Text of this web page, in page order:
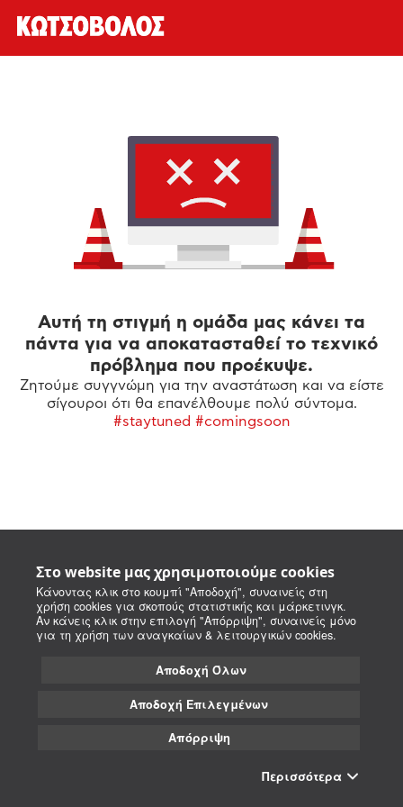
Στο website μας χρησιμοποιούμε cookies
Κάνοντας κλικ στο κουμπί "Αποδοχή", συναινείς στη
χρήση cookies για σκοπούς στατιστικής και μάρκετινγκ.
Αν κάνεις κλικ στην επιλογή "Απόρριψη", συναινείς μόνο
για τη χρήση των αναγκαίων & λειτουργικών cookies.
Αποδοχή Όλων
Αποδοχή Επιλεγμένων
Απόρριψη
Περισσότερα
Αυτή τη στιγμή η ομάδα μας κάνει τα
πάντα για να αποκατασταθεί το τεχνικό
πρόβλημα που προέκυψε.
Ζητούμε συγγνώμη για την αναστάτωση και να είστε
σίγουροι ότι θα επανέλθουμε πολύ σύντομα.
#staytuned #comingsoon